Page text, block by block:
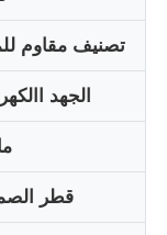
أخبار
تصنيف مقاوم
الجهد
قطر